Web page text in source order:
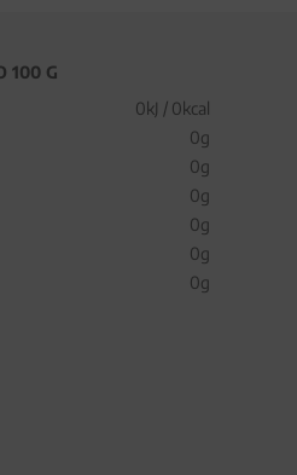
100 G
0kJ / 0kcal
0g
0g
0g
0g
0g
0g